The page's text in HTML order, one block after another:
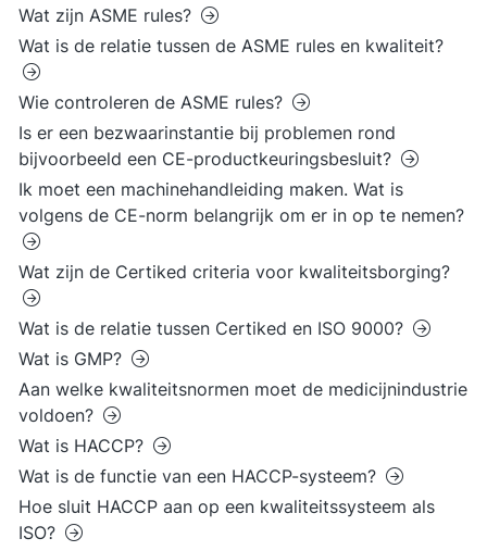
Wat zijn ASME rules?
Wat is de relatie tussen de ASME rules en kwaliteit?
Wie controleren de ASME rules?
Is er een bezwaarinstantie bij problemen rond
bijvoorbeeld een CE-productkeuringsbesluit?
Ik moet een machinehandleiding maken. Wat is
volgens de CE-norm belangrijk om er in op te nemen?
Wat zijn de Certiked criteria voor kwaliteitsborging?
Wat is de relatie tussen Certiked en ISO 9000?
Wat is GMP?
Aan welke kwaliteitsnormen moet de medicijnindustrie
voldoen?
Wat is HACCP?
Wat is de functie van een HACCP-systeem?
Hoe sluit HACCP aan op een kwaliteitssysteem als
ISO?